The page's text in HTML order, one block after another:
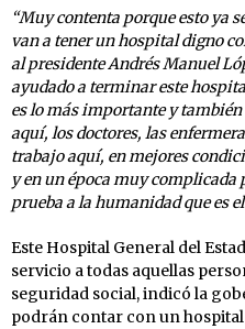
“Muy contenta porque esto ya
van a tener un hospital digno
al presidente Andrés Manuel
ayudado a terminar este
es lo más importante y
aquí, los doctores, las
trabajo aquí, en mejores
y en un época muy complicada
prueba a la humanidad que es
Este Hospital General del
servicio a todas aquellas
seguridad social, indicó la
podrán contar con un hospital